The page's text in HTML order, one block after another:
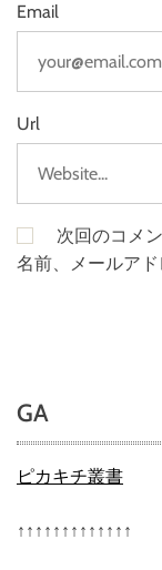
Email
Url
次回のコメ
名前、メールアド
GA
ピカキチ叢書
↑↑↑↑↑↑↑↑↑↑↑↑↑